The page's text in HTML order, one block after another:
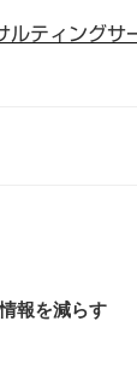
ルティングサ
報を減らす